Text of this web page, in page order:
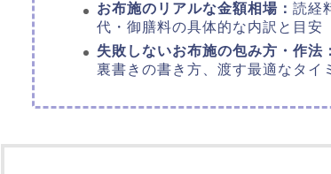
お布施のリアルな金額相場： 読経
代・御膳料の具体的な内訳と目安
失敗しないお布施の包み方・作法：
裏書きの書き方、渡す最適なタイ